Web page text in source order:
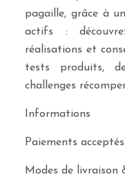
pagaille, grâce à
actifs :
réalisations et
tests produits,
challenges
Informations
Paiements acceptés
Modes de livraison